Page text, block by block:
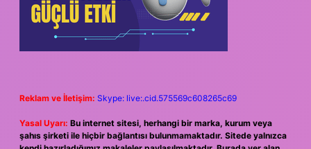
Reklam ve İletişim: Skype: live:.cid.575569c608265c69
Yasal Uyarı: Bu internet sitesi, herhangi bir marka, kurum veya
şahıs şirketi ile hiçbir bağlantısı bulunmamaktadır. Sitede yalnızca